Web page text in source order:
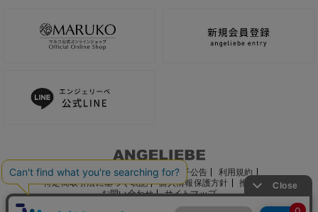
ご利用ガイド 会社概要 電子公告
利用規約
特定商取引法に基づく表記
個人情報保護方針
推奨環境
お問い合わせ
サイトマップ